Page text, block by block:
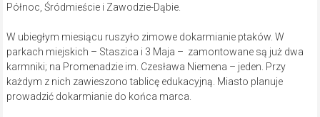
Północ, Śródmieście i Zawodzie-Dąbie.
W ubiegłym miesiącu ruszyło zimowe dokarmianie ptaków. W
parkach miejskich – Staszica i 3 Maja – zamontowane są już dwa
karmniki; na Promenadzie im. Czesława Niemena – jeden. Przy
każdym z nich zawieszono tablicę edukacyjną. Miasto planuje
prowadzić dokarmianie do końca marca.